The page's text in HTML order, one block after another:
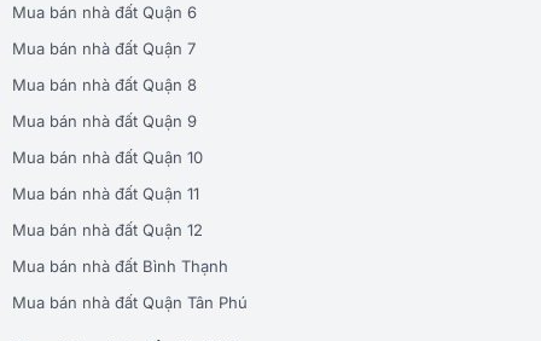
Mua bán nhà đất Quận 6
Mua bán nhà đất Quận 7
Mua bán nhà đất Quận 8
Mua bán nhà đất Quận 9
Mua bán nhà đất Quận 10
Mua bán nhà đất Quận 11
Mua bán nhà đất Quận 12
Mua bán nhà đất Bình Thạnh
Mua bán nhà đất Quận Tân Phú